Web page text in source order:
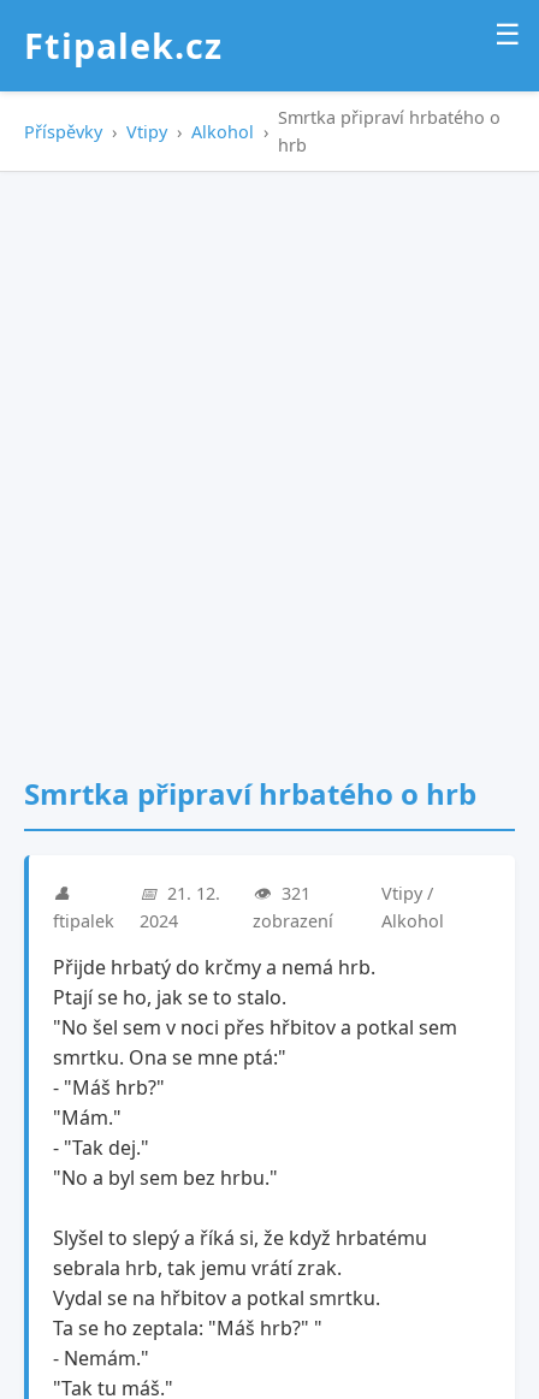
Ftipalek.cz ☰
Příspěvky › Vtipy › Alkohol ›
Smrtka připraví hrbatého o
hrb
Smrtka připraví hrbatého o hrb
👤
ftipalek
📅 21. 12.
2024
👁️ 321
zobrazení
Vtipy /
Alkohol
Přijde hrbatý do krčmy a nemá hrb.
Ptají se ho, jak se to stalo.
"No šel sem v noci přes hřbitov a potkal sem
smrtku. Ona se mne ptá:"
- "Máš hrb?"
"Mám."
- "Tak dej."
"No a byl sem bez hrbu."
Slyšel to slepý a říká si, že když hrbatému
sebrala hrb, tak jemu vrátí zrak.
Vydal se na hřbitov a potkal smrtku.
Ta se ho zeptala: "Máš hrb?" "
- Nemám."
"Tak tu máš."